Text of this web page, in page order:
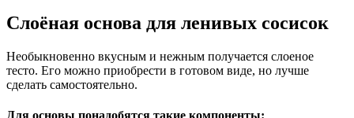
Слоёная основа для ленивых сосисок
Необыкновенно вкусным и нежным получается слоеное
тесто. Его можно приобрести в готовом виде, но лучше
сделать самостоятельно.